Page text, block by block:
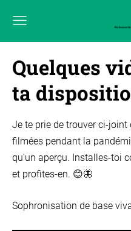
Quelques
ta
Je te prie de trouver ci-
filmées pendant la
qu'un aperçu. Installes-toi
et profites-en. 😊🦋
Sophronisation de base